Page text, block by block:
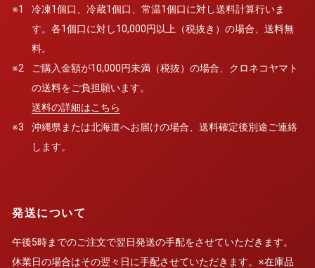
※1
冷凍1個口、冷蔵1個口、常温1個口に対し送料計算行いま
す。各1個口に対し10,000円以上（税抜き）の場合、送料無
料。
※2
ご購入金額が10,000円未満（税抜）の場合、クロネコヤマト
の送料をご負担願います。
送料の詳細はこちら
※3
沖縄県または北海道へお届けの場合、送料確定後別途ご連絡
します。
発送について
午後5時までのご注文で翌日発送の手配をさせていただきます。
休業日の場合はその翌々日に手配させていただきます。※在庫品